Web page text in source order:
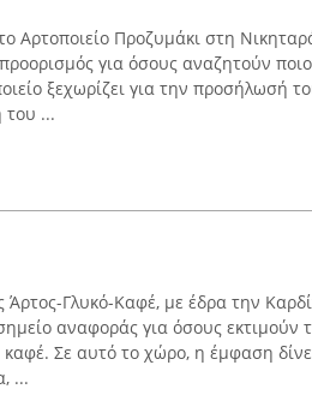
Αρτοποιείο Προζυμάκι στη
για όσους αναζητούν
ξεχωρίζει για την προσήλωσή
του ...
Άρτος-Γλυκό-Καφέ, με έδρα την
αναφοράς για όσους εκτιμούν
Σε αυτό το χώρο, η έμφαση
...